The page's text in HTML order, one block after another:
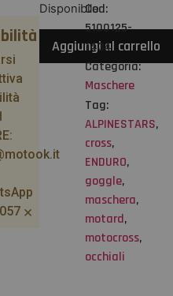
×
Disponibile
Aggiungi al carrello
Cod:
5100125-
1434
Categoria:
Maschere
Tag:
ALPINESTARS,
cross,
ENDURO,
goggle,
maschera,
motard,
motocross,
occhiali